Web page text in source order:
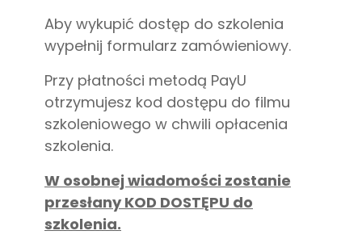
Aby wykupić dostęp do szkolenia
wypełnij formularz zamówieniowy.
Przy płatności metodą PayU
otrzymujesz kod dostępu do filmu
szkoleniowego w chwili opłacenia
szkolenia.
W osobnej wiadomości zostanie
przesłany KOD DOSTĘPU do
szkolenia.